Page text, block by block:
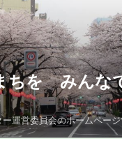
ちを みんな
運営委員会のホームペー